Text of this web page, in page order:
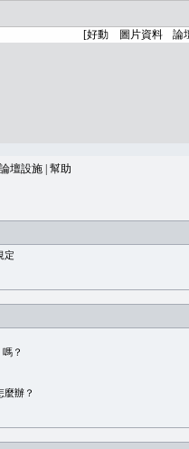
論壇設施 幫助
定
？
麼辦？